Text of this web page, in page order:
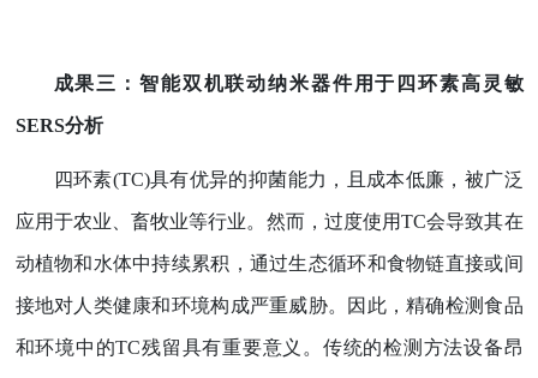
成果三：智能双机联动纳米器件用于四环素高灵敏
SERS分析
四环素(TC)具有优异的抑菌能力，且成本低廉，被广泛
应用于农业、畜牧业等行业。然而，过度使用TC会导致其在
动植物和水体中持续累积，通过生态循环和食物链直接或间
接地对人类健康和环境构成严重威胁。因此，精确检测食品
和环境中的TC残留具有重要意义。传统的检测方法设备昂